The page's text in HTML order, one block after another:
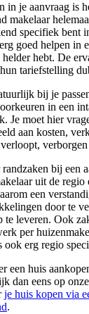
in je aanvraag is
makelaar
specifiek bent
goed helpen in
hebt. De
tariefstelling
bij je
in een
Je moet hier
aan kosten,
verborgen
randzaken bij een
uit de regio
een
door te
leveren. Ook
per
ook erg regio
een huis
dan eens op
je huis kopen via
.